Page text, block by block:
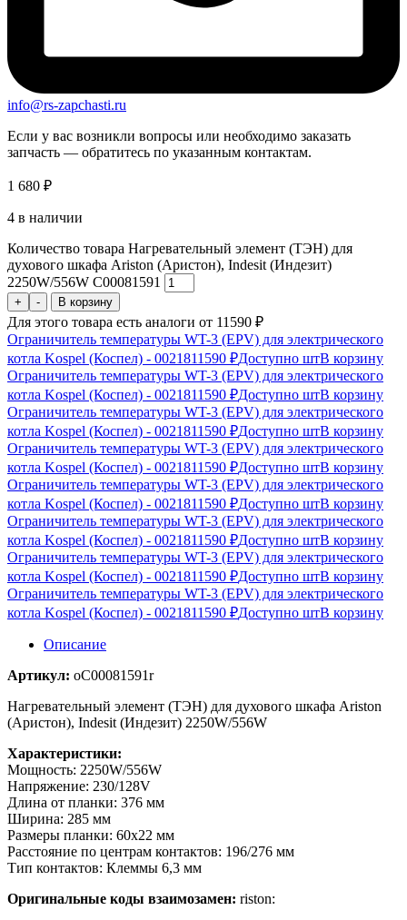
info@rs-zapchasti.ru
Если у вас возникли вопросы или необходимо заказать
запчасть — обратитесь по указанным контактам.
1 680 ₽
4 в наличии
Количество товара Нагревательный элемент (ТЭН) для
духового шкафа Ariston (Аристон), Indesit (Индезит)
2250W/556W C00081591
+ - В корзину
Для этого товара есть аналоги от 11590 ₽
Ограничитель температуры WT-3 (EPV) для электрического
котла Kospel (Коспел) - 0021811590 ₽Доступно штВ корзину
Ограничитель температуры WT-3 (EPV) для электрического
котла Kospel (Коспел) - 0021811590 ₽Доступно штВ корзину
Ограничитель температуры WT-3 (EPV) для электрического
котла Kospel (Коспел) - 0021811590 ₽Доступно штВ корзину
Ограничитель температуры WT-3 (EPV) для электрического
котла Kospel (Коспел) - 0021811590 ₽Доступно штВ корзину
Ограничитель температуры WT-3 (EPV) для электрического
котла Kospel (Коспел) - 0021811590 ₽Доступно штВ корзину
Ограничитель температуры WT-3 (EPV) для электрического
котла Kospel (Коспел) - 0021811590 ₽Доступно штВ корзину
Ограничитель температуры WT-3 (EPV) для электрического
котла Kospel (Коспел) - 0021811590 ₽Доступно штВ корзину
Ограничитель температуры WT-3 (EPV) для электрического
котла Kospel (Коспел) - 0021811590 ₽Доступно штВ корзину
Описание
Артикул: oC00081591r
Нагревательный элемент (ТЭН) для духового шкафа Ariston
(Аристон), Indesit (Индезит) 2250W/556W
Характеристики:
Мощность: 2250W/556W
Напряжение: 230/128V
Длина от планки: 376 мм
Ширина: 285 мм
Размеры планки: 60х22 мм
Расстояние по центрам контактов: 196/276 мм
Тип контактов: Клеммы 6,3 мм
Оригинальные коды взаимозамен: riston: